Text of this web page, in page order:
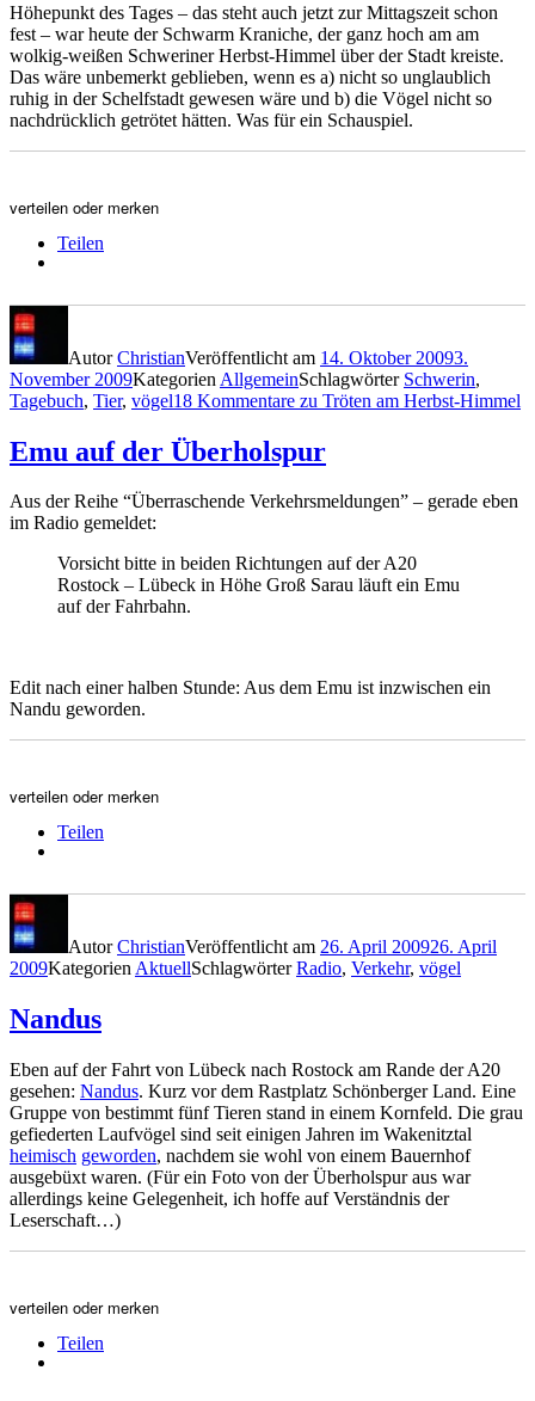
Höhepunkt des Tages – das steht auch jetzt zur Mittagszeit schon
fest – war heute der Schwarm Kraniche, der ganz hoch am am
wolkig-weißen Schweriner Herbst-Himmel über der Stadt kreiste.
Das wäre unbemerkt geblieben, wenn es a) nicht so unglaublich
ruhig in der Schelfstadt gewesen wäre und b) die Vögel nicht so
nachdrücklich getrötet hätten. Was für ein Schauspiel.
verteilen oder merken
Teilen
AutorChristianVeröffentlicht am 14. Oktober 20093.
November 2009Kategorien AllgemeinSchlagwörter Schwerin,
Tagebuch, Tier, vögel18 Kommentare zu Tröten am Herbst-Himmel
Emu auf der Überholspur
Aus der Reihe “Überraschende Verkehrsmeldungen” – gerade eben
im Radio gemeldet:
Vorsicht bitte in beiden Richtungen auf der A20
Rostock – Lübeck in Höhe Groß Sarau läuft ein Emu
auf der Fahrbahn.
Edit nach einer halben Stunde: Aus dem Emu ist inzwischen ein
Nandu geworden.
verteilen oder merken
Teilen
AutorChristianVeröffentlicht am 26. April 200926. April
2009KategorienAktuellSchlagwörterRadio, Verkehr, vögel
Nandus
Eben auf der Fahrt von Lübeck nach Rostock am Rande der A20
gesehen: Nandus. Kurz vor dem Rastplatz Schönberger Land. Eine
Gruppe von bestimmt fünf Tieren stand in einem Kornfeld. Die grau
gefiederten Laufvögel sind seit einigen Jahren im Wakenitztal
heimisch geworden, nachdem sie wohl von einem Bauernhof
ausgebüxt waren. (Für ein Foto von der Überholspur aus war
allerdings keine Gelegenheit, ich hoffe auf Verständnis der
Leserschaft…)
verteilen oder merken
Teilen